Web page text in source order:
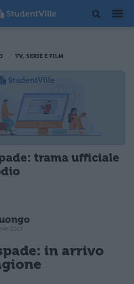
TV, SERIE E FILM
trama ufficiale
2019
in arrivo